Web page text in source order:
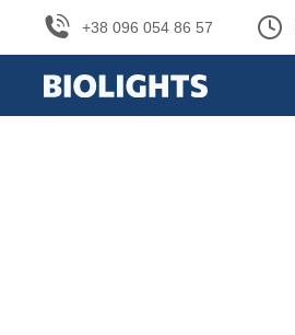
+38 096 054 86 57